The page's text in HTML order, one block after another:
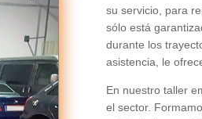
su servicio, para
sólo está
durante los
asistencia, le
En nuestro taller
el sector.